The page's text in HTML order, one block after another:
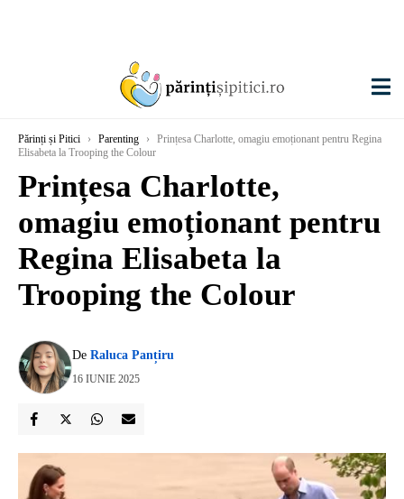
Părinți și Pitici › Parenting ›
Prințesa Charlotte, omagiu emoționant pentru Regina
Elisabeta la Trooping the Colour
Prințesa Charlotte,
omagiu emoționant pentru
Regina Elisabeta la
Trooping the Colour
De Raluca Panțiru
16 IUNIE 2025